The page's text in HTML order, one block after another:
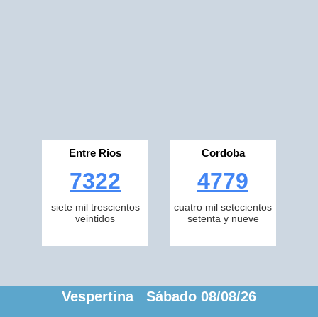
Entre Rios
7322
siete mil trescientos
veintidos
Cordoba
4779
cuatro mil setecientos
setenta y nueve
Vespertina Sábado 08/08/26